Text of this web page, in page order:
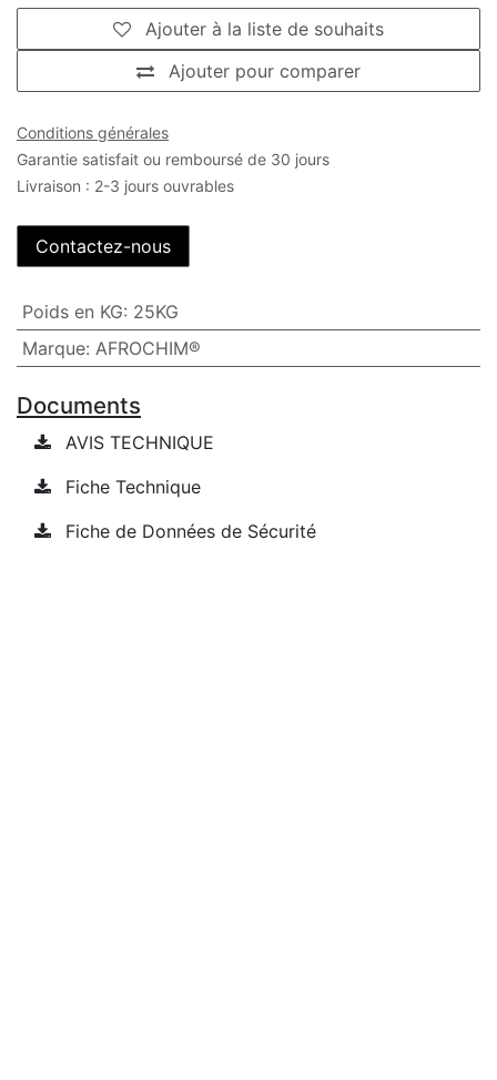
Ajouter pour comparer
Ajouter à la liste de souhaits
Conditions générales
Garantie satisfait ou remboursé de 30 jours
Livraison : 2-3 jours ouvrables
Contactez-nous
Poids en KG: 25KG
Marque: AFROCHIM®
Documents
AVIS TECHNIQUE
Fiche Technique
Fiche de Données de Sécurité